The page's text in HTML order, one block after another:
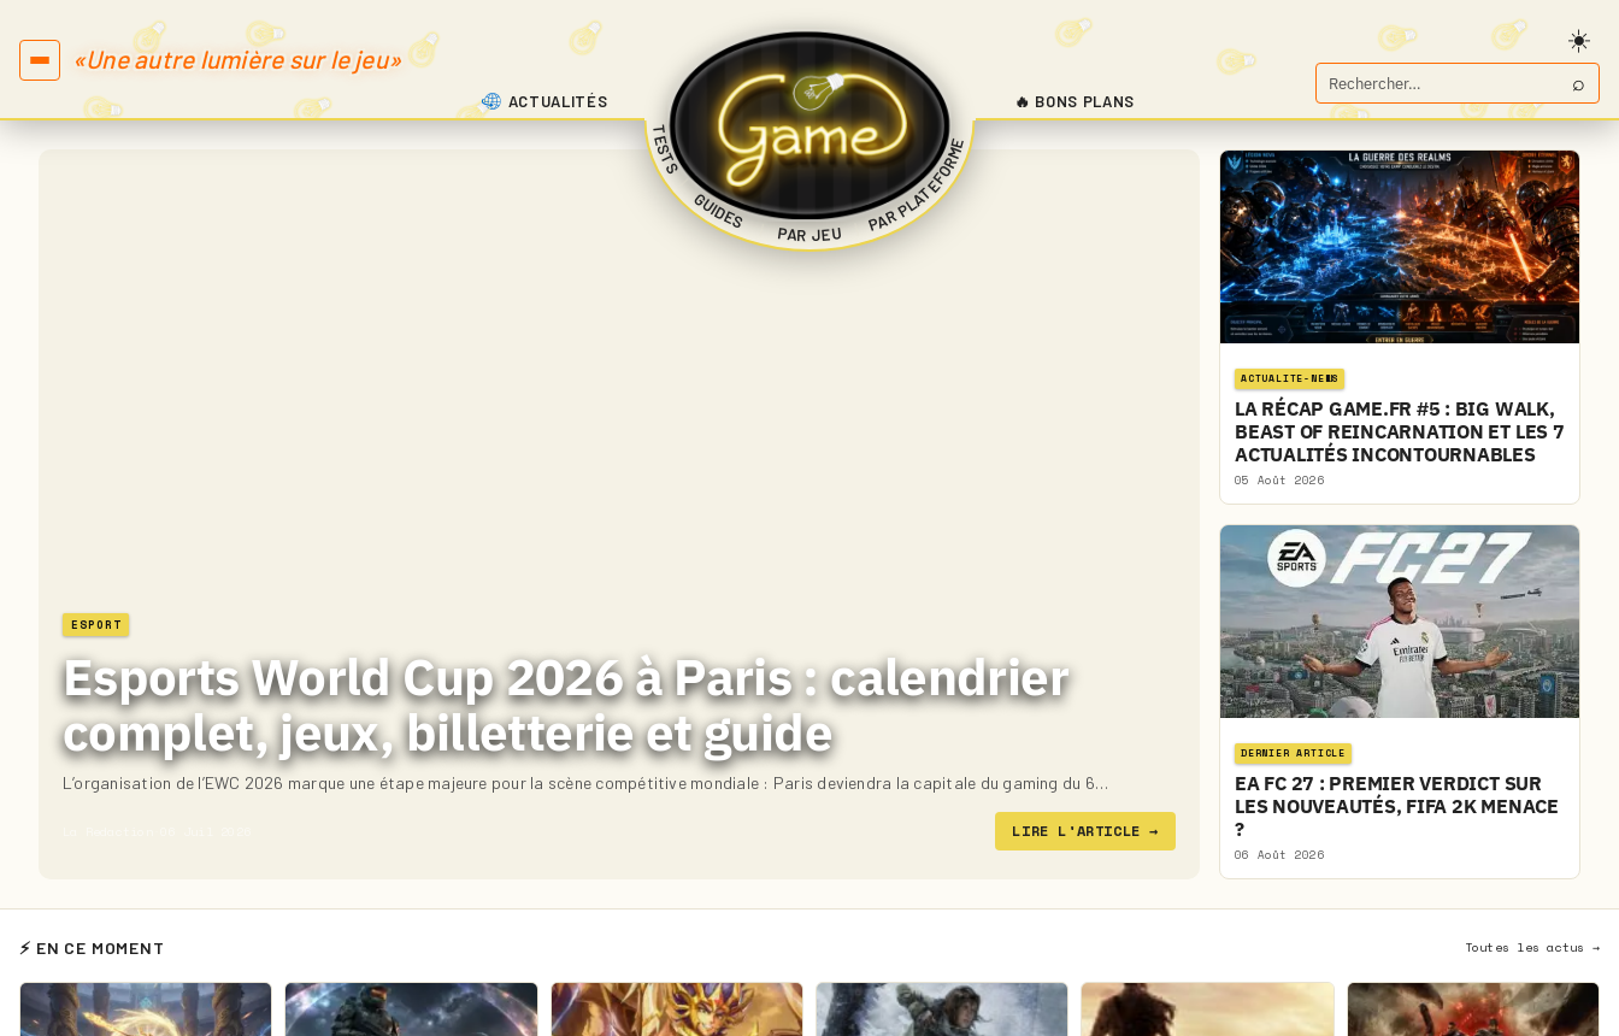
«Une autre lumière sur le jeu»
Rechercher
Game.fr
⌕
ACTUALITÉS
TESTS
GUIDES
PAR JEU PAR PLATEFORME
|
| |
🔥 BONS PLANS
ESPORT
Esports World Cup 2026 à Paris : calendrier
complet, jeux, billetterie et guide
L’organisation de l’EWC 2026 marque une étape majeure pour la scène compétitive mondiale : Paris deviendra la capitale du gaming du 6…
LIRE L'ARTICLE→
ACTUALITE-NEWS
LA RÉCAP GAME.FR #5 : BIG WALK,
BEAST OF REINCARNATION ET LES 7
ACTUALITÉS INCONTOURNABLES
05 Août 2026
DERNIER ARTICLE
EA FC 27 : PREMIER VERDICT SUR
LES NOUVEAUTÉS, FIFA 2K MENACE
?
06 Août 2026
⚡ EN CE MOMENT Toutes les actus →